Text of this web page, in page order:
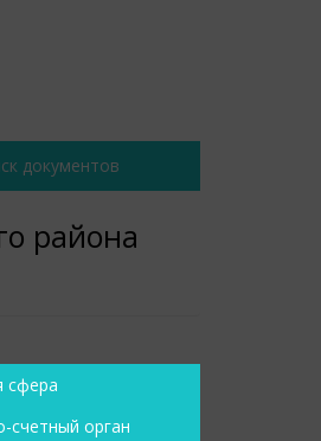
района
сфера
счетный орган